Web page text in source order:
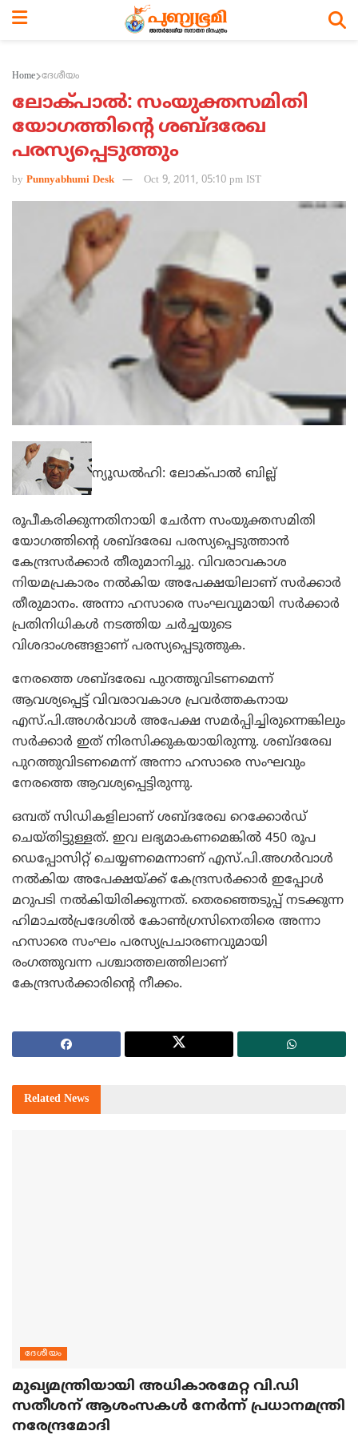
Home ദേശീയം
ലോക്പാല്‍: സംയുക്തസമിതി
യോഗത്തിന്റെ ശബ്ദരേഖ
പരസ്യപ്പെടുത്തും
by Punnyabhumi Desk Oct 9, 2011, 05:10 pm IST
ന്യൂഡല്‍ഹി: ലോക്പാല്‍ ബില്ല്
രൂപീകരിക്കുന്നതിനായി ചേര്‍ന്ന സംയുക്തസമിതി
യോഗത്തിന്റെ ശബ്ദരേഖ പരസ്യപ്പെടുത്താന്‍
കേന്ദ്രസര്‍ക്കാര്‍ തീരുമാനിച്ചു. വിവരാവകാശ
നിയമപ്രകാരം നല്‍കിയ അപേക്ഷയിലാണ് സര്‍ക്കാര്‍
തീരുമാനം. അന്നാ ഹസാരെ സംഘവുമായി സര്‍ക്കാര്‍
പ്രതിനിധികള്‍ നടത്തിയ ചര്‍ച്ചയുടെ
വിശദാംശങ്ങളാണ് പരസ്യപ്പെടുത്തുക.
നേരത്തെ ശബ്ദരേഖ പുറത്തുവിടണമെന്ന്
ആവശ്യപ്പെട്ട് വിവരാവകാശ പ്രവര്‍ത്തകനായ
എസ്.പി.അഗര്‍വാള്‍ അപേക്ഷ സമര്‍പ്പിച്ചിരുന്നെങ്കിലും
സര്‍ക്കാര്‍ ഇത് നിരസിക്കുകയായിരുന്നു. ശബ്ദരേഖ
പുറത്തുവിടണമെന്ന് അന്നാ ഹസാരെ സംഘവും
നേരത്തെ ആവശ്യപ്പെട്ടിരുന്നു.
ഒമ്പത് സിഡികളിലാണ് ശബ്ദരേഖ റെക്കോര്‍ഡ്
ചെയ്തിട്ടുള്ളത്. ഇവ ലഭ്യമാകണമെങ്കില്‍ 450 രൂപ
ഡെപ്പോസിറ്റ് ചെയ്യണമെന്നാണ് എസ്.പി.അഗര്‍വാള്‍
നല്‍കിയ അപേക്ഷയ്ക്ക് കേന്ദ്രസര്‍ക്കാര്‍ ഇപ്പോള്‍
മറുപടി നല്‍കിയിരിക്കുന്നത്. തെരഞ്ഞെടുപ്പ് നടക്കുന്ന
ഹിമാചല്‍പ്രദേശില്‍ കോണ്‍ഗ്രസിനെതിരെ അന്നാ
ഹസാരെ സംഘം പരസ്യപ്രചാരണവുമായി
രംഗത്തുവന്ന പശ്ചാത്തലത്തിലാണ്
കേന്ദ്രസര്‍ക്കാരിന്റെ നീക്കം.
Related News
ദേശീയം
മുഖ്യമന്ത്രിയായി അധികാരമേറ്റ വി.ഡി
സതീശന് ആശംസകള്‍ നേര്‍ന്ന് പ്രധാനമന്ത്രി
നരേന്ദ്രമോദി